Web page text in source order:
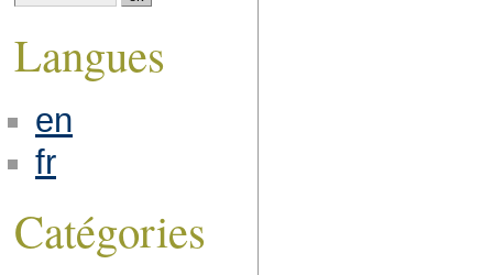
Langues
en
fr
Catégories